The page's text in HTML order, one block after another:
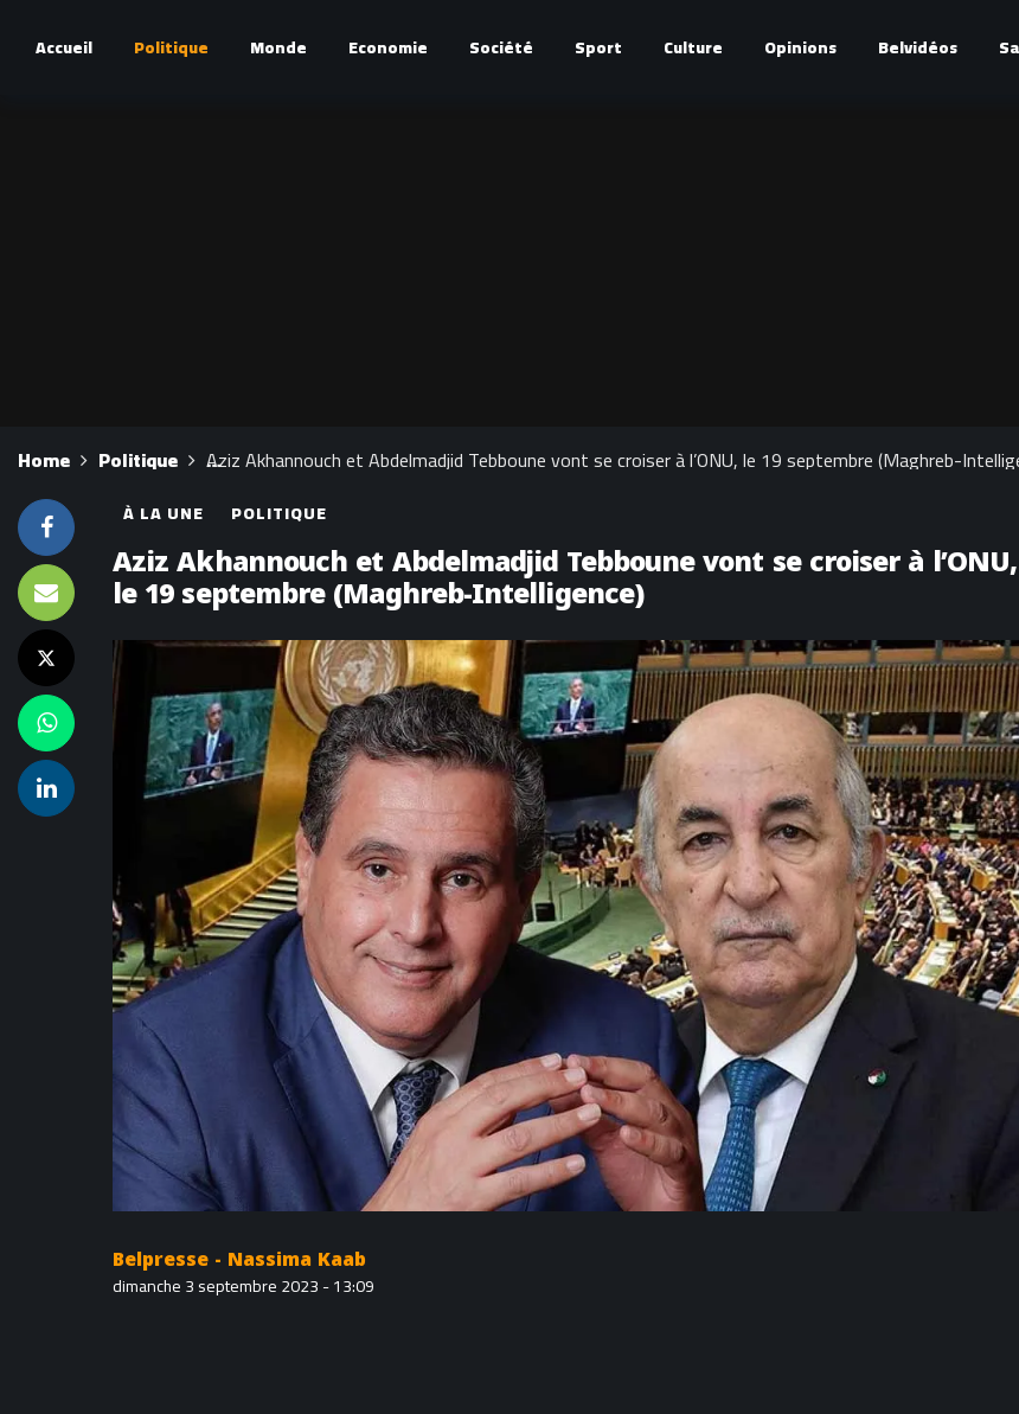
Accueil Politique Monde Economie Société Sport Culture Opinions Belvidéos
Home Politique Aziz Akhannouch et Abdelmadjid Tebboune vont se croiser à l’ONU, le 19 septembre (Maghreb-
À LA UNE POLITIQUE
Aziz Akhannouch et Abdelmadjid Tebboune vont se croiser à l’ONU,
le 19 septembre (Maghreb-Intelligence)
Belpresse - Nassima Kaab
dimanche 3 septembre 2023 - 13:09